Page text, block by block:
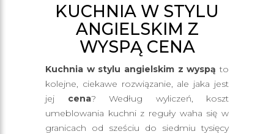
KUCHNIA W STYLU
ANGIELSKIM Z
WYSPĄ CENA
Kuchnia w stylu angielskim z wyspą to
kolejne, ciekawe rozwiązanie, ale jaka jest
jej cena? Według wyliczeń, koszt
umeblowania kuchni z reguły waha się w
granicach od sześciu do siedmiu tysięcy